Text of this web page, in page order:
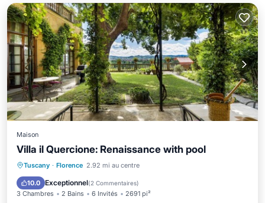
Maison
Villa il Quercione: Renaissance with pool
Tuscany · Florence 2.92 mi au centre
10.0 Exceptionnel(2 Commentaires)
3 Chambres 2 Bains 6 Invités 2691 pi²
Piscine
Balcon/Terrasse
Climatisation
Internet